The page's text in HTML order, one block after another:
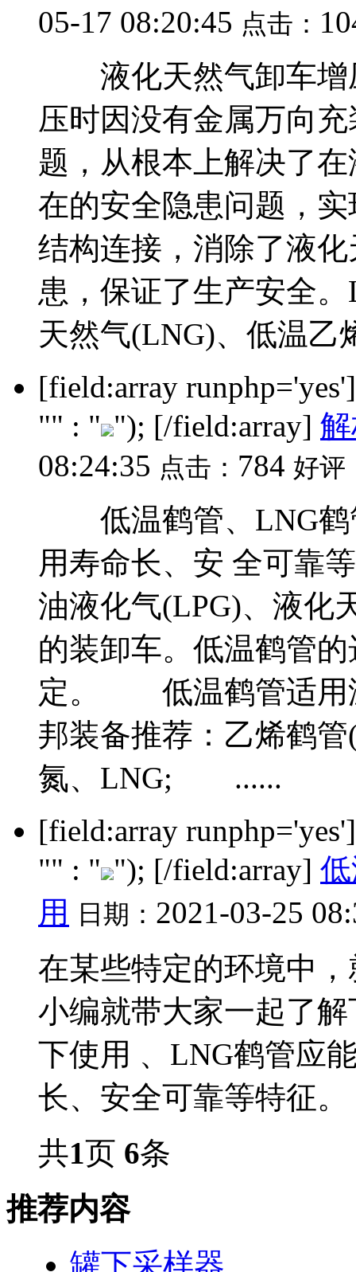
05-17 08:20:45 点击：
液化天然气卸车增
压时因没有金属万向
题，从根本上解决了
在的安全隐患问题，
结构连接，消除了液
患，保证了生产安全
天然气(LNG)、低温乙
[field:array
"" : " "); [/field:array]
08:24:35 点击： 784 好评
低温鹤管、LNG鹤
用寿命长、安 全可
油液化气(LPG)、液化
的装卸车。低温鹤管
定。 低温鹤管适用
邦装备推荐：乙烯鹤
氮、LNG; ......
[field:array
"" : " "); [/field:array]
用
日期： 2021-03-25
在某些特定的环境中
小编就带大家一起了
下使用 、LNG鹤管应
长、安全可靠等特征。
共1页 6条
推荐内容
罐下采样器